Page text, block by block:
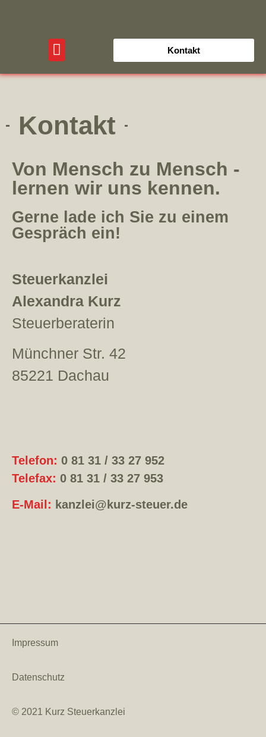
Kontakt
Kontakt
Von Mensch zu Mensch -
lernen wir uns kennen.
Gerne lade ich Sie zu einem
Gespräch ein!
Steuerkanzlei
Alexandra Kurz
Steuerberaterin
Münchner Str. 42
85221 Dachau
Telefon: 0 81 31 / 33 27 952
Telefax: 0 81 31 / 33 27 953
E-Mail: kanzlei@kurz-steuer.de
Impressum
Datenschutz
© 2021 Kurz Steuerkanzlei